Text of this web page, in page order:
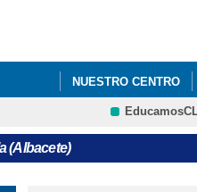
NUESTRO CENTRO
(Albacete)
aquí